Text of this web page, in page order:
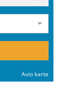
Avio karte